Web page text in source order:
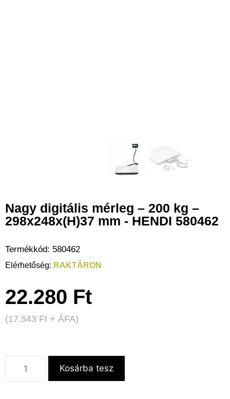
Nagy digitális mérleg – 200 kg –
298x248x(H)37 mm - HENDI 580462
Termékkód: 580462
RAKTÁRON
22.280 Ft
(17.543 Ft + ÁFA)
Kosárba tesz